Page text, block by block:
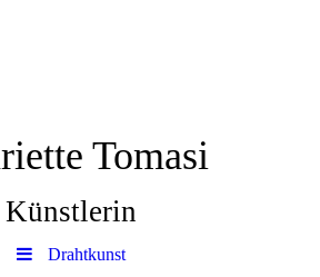
Tomasi
Künstlerin
Drahtkunst